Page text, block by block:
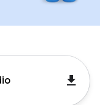
get_app